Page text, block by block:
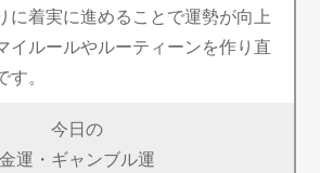
に着実に進めることで運勢が向上
イルールやルーティーンを作り直
。
今日の
金運・ギャンブル運